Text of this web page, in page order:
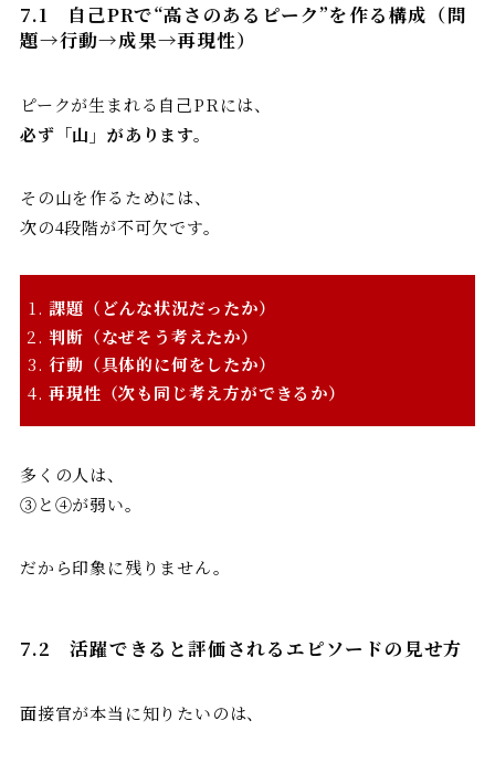
7.1
自己PRで“高さのあるピーク”を作る構成（問
題→行動→成果→再現性）
ピークが生まれる自己PRには、
必ず「山」があります。
その山を作るためには、
次の4段階が不可欠です。
課題（どんな状況だったか）
判断（なぜそう考えたか）
行動（具体的に何をしたか）
再現性（次も同じ考え方ができるか）
多くの人は、
③と④が弱い。
だから印象に残りません。
7.2活躍できると評価されるエピソードの見せ方
面接官が本当に知りたいのは、